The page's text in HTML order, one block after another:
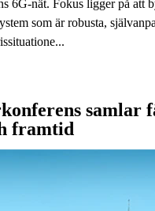
6G-nät. Fokus ligger på att
som är robusta,
samlar
framtid